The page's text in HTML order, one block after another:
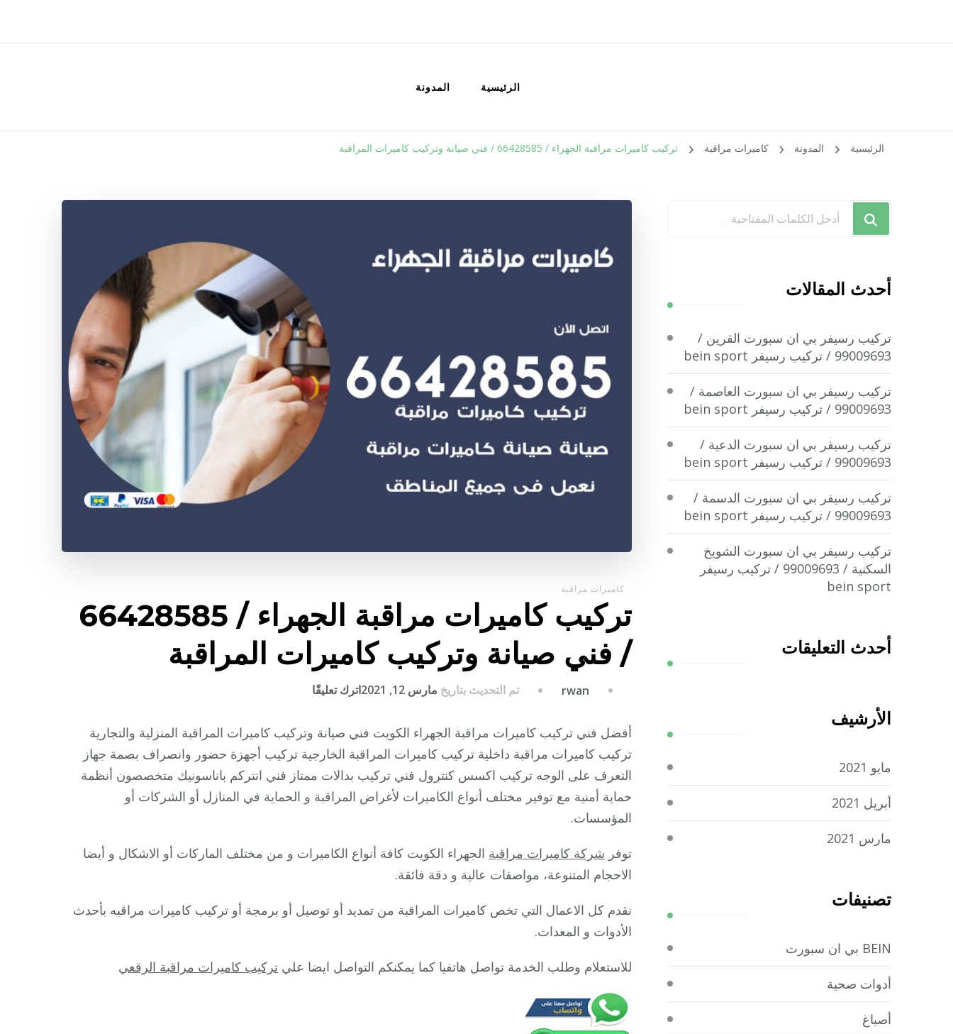
الرئيسية المدونة
الرئيسية المدونة كاميرات مراقبة تركيب كاميرات مراقبة الجهراء / 66428585 / فني صيانة وتركيب كاميرات المراقبة
كاميرات مراقبة
تركيب كاميرات مراقبة الجهراء / 66428585
/ فني صيانة وتركيب كاميرات المراقبة
rwan تم التحديث بتاريخ مارس 12, 2021 اترك تعليقًا
كاميرات
مراقبة
الجهراء
/
66428585
صيانة
كاميرات
المراقبة
أفضل فني تركيب كاميرات مراقبة الجهراء الكويت فني صيانة وتركيب كاميرات المراقبة المنزلية والتجارية
تركيب كاميرات مراقبة داخلية تركيب كاميرات المراقبة الخارجية تركيب أجهزة حضور وانصراف بصمة جهاز
التعرف على الوجه تركيب اكسس كنترول فني تركيب بدالات ممتاز فني انتركم باناسونيك متخصصون أنظمة
حماية أمنية مع توفير مختلف أنواع الكاميرات لأغراض المراقبة و الحماية في المنازل أو الشركات أو
المؤسسات.
توفر شركة كاميرات مراقبة الجهراء الكويت كافة أنواع الكاميرات و من مختلف الماركات أو الاشكال و أيضا
الاحجام المتنوعة، مواصفات عالية و دقة فائقة.
نقدم كل الاعمال التي تخص كاميرات المراقبة من تمديد أو توصيل أو برمجة أو تركيب كاميرات مراقبه بأحدث
الأدوات و المعدات.
للاستعلام وطلب الخدمة تواصل هاتفيا كما يمكنكم التواصل ايضا علي تركيب كاميرات مراقبة الرقعي
تبحث
شيء
ما؟
أحدث المقالات
تركيب رسيفر بي ان سبورت القرين /
99009693 / تركيب رسيفر bein sport
تركيب رسيفر بي ان سبورت العاصمة /
99009693 / تركيب رسيفر bein sport
تركيب رسيفر بي ان سبورت الدعية /
99009693 / تركيب رسيفر bein sport
تركيب رسيفر بي ان سبورت الدسمة /
99009693 / تركيب رسيفر bein sport
تركيب رسيفر بي ان سبورت الشويخ
السكنية / 99009693 / تركيب رسيفر
bein sport
أحدث التعليقات
الأرشيف
مايو 2021
أبريل 2021
مارس 2021
تصنيفات
BEIN بي ان سبورت
أدوات صحية
أصباغ